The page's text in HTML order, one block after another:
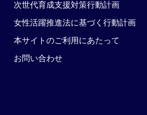
次世代育成支援対策行動計画
女性活躍推進法に基づく行動計画
本サイトのご利用にあたって
お問い合わせ